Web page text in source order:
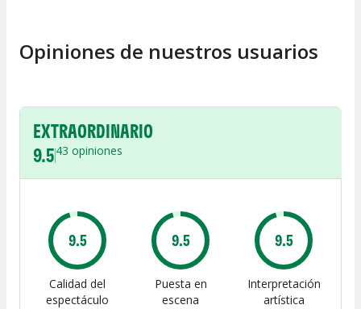
Opiniones de nuestros usuarios
EXTRAORDINARIO
9.543 opiniones
9.5
Calidad del
espectáculo
9.5
Puesta en
escena
9.5
Interpretación
artística